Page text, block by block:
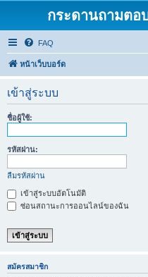
กระดานถามตอ
FAQ
หน้าเว็บบอร์ด
เข้าสู่ระบบ
ชื่อผู้ใช้:
รหัสผ่าน:
ลืมรหัสผ่าน
เข้าสู่ระบบอัตโนมัติ
ซ่อนสถานะการออนไลน์ของฉัน
สมัครสมาชิก